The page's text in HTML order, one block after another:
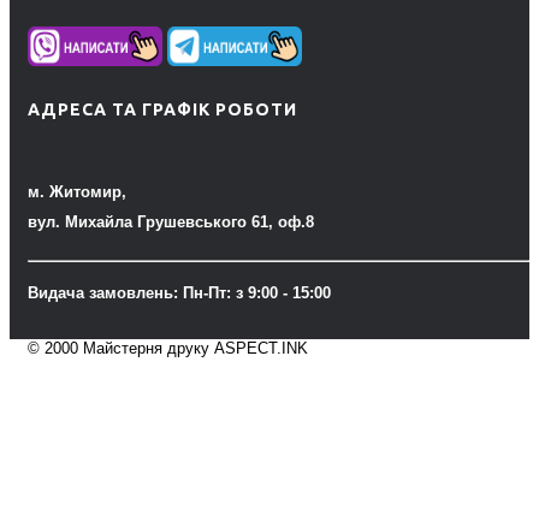
АДРЕСА ТА ГРАФІК РОБОТИ
м. Житомир,
вул. Михайла Грушевського 61, оф.8
Видача замовлень: Пн-Пт: з 9:00 - 15:00
© 2000 Майстерня друку ASPECT.INK